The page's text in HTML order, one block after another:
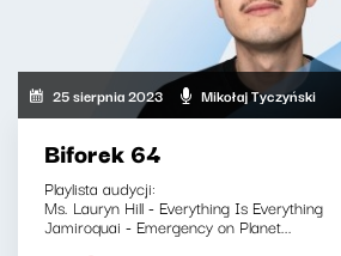
25 sierpnia 2023 Mikołaj Tyczyński
Biforek 64
Playlista audycji:
Ms. Lauryn Hill - Everything Is Everything
Jamiroquai - Emergency on Planet...